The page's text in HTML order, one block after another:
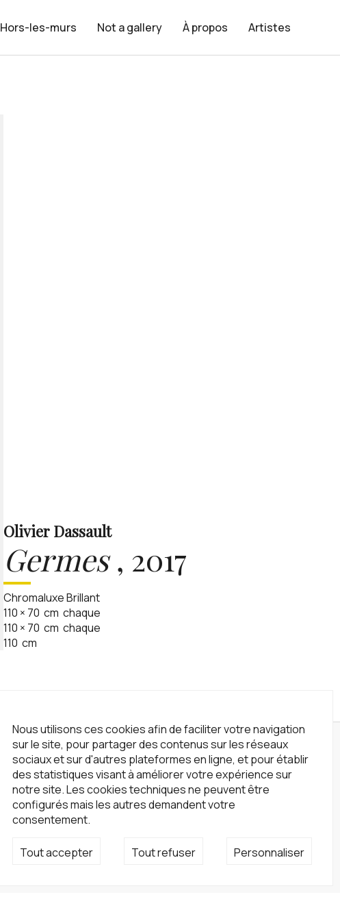
Nous utilisons ces cookies afin de faciliter votre navigation
sur le site, pour partager des contenus sur les réseaux
sociaux et sur d'autres plateformes en ligne, et pour établir
des statistiques visant à améliorer votre expérience sur
notre site. Les cookies techniques ne peuvent être
configurés mais les autres demandent votre
consentement.
Tout accepter Tout refuser Personnaliser
Hors-les-murs Not a gallery À propos Artistes
Olivier Dassault
Germes, 2017
Chromaluxe Brillant
110 × 70 cm chaque
110 × 70 cm chaque
110 cm
Newsletter
Inscrivez-vous à notre newsletter !
S'inscrire
Réseaux sociaux